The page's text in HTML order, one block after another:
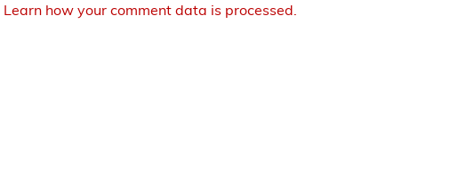
Learn how your comment data is processed.